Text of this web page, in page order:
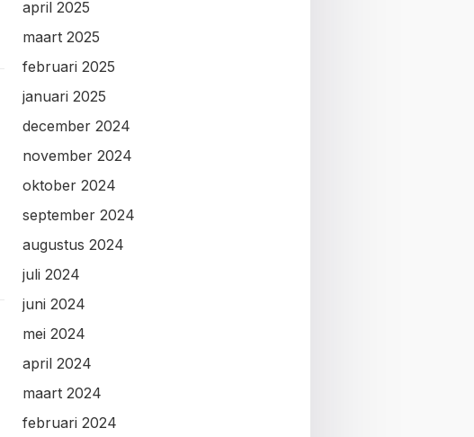
april 2025
maart 2025
februari 2025
januari 2025
december 2024
november 2024
oktober 2024
september 2024
augustus 2024
juli 2024
juni 2024
mei 2024
april 2024
maart 2024
februari 2024